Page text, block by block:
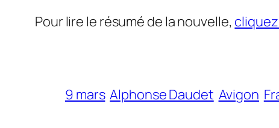
Pour lire le résumé de la nouvelle, cliquez
9 mars Alphonse Daudet Avigon